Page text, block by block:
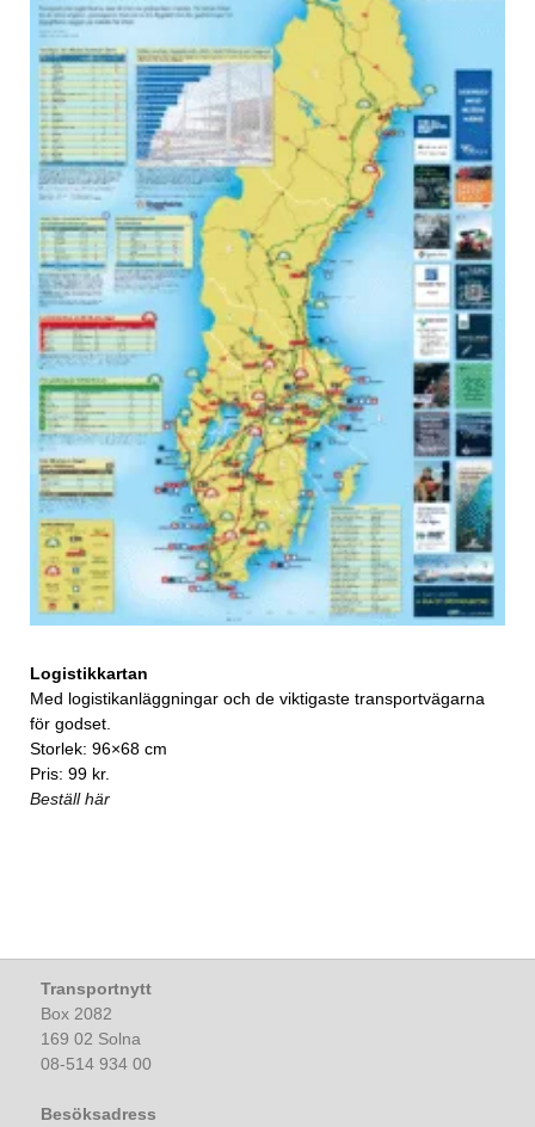
Logistikkartan
Med logistikanläggningar och de viktigaste transportvägarna
för godset.
Storlek: 96×68 cm
Pris: 99 kr.
Beställ här
Transportnytt
Box 2082
169 02 Solna
08-514 934 00
Besöksadress